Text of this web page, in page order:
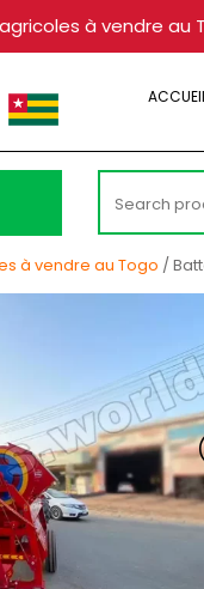
à vendre au
for:
à vendre au Togo /